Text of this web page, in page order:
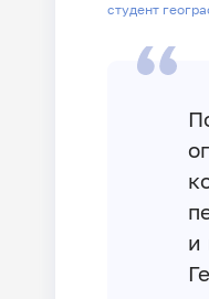
студент
и